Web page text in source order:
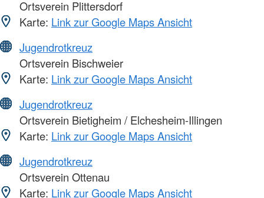
Ortsverein Plittersdorf
Karte: Link zur Google Maps Ansicht
Jugendrotkreuz
Ortsverein Bischweier
Karte: Link zur Google Maps Ansicht
Jugendrotkreuz
Ortsverein Bietigheim / Elchesheim-Illingen
Karte: Link zur Google Maps Ansicht
Jugendrotkreuz
Ortsverein Ottenau
Karte: Link zur Google Maps Ansicht